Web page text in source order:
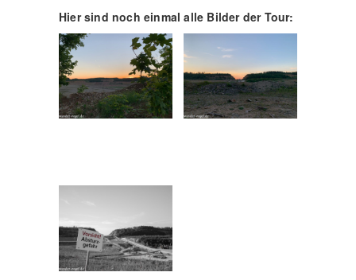
Hier sind noch einmal alle Bilder der Tour: